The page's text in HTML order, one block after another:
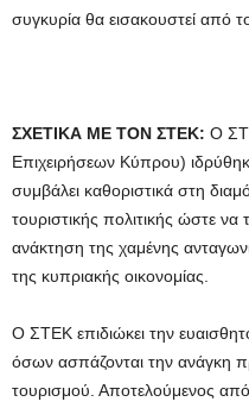
συγκυρία θα εισακουστεί από
ΣΧΕΤΙΚΑ ΜΕ ΤΟΝ ΣΤΕΚ: Ο
Επιχειρήσεων Κύπρου)
συμβάλει καθοριστικά στη
τουριστικής πολιτικής ώστε να
ανάκτηση της χαμένης
της κυπριακής οικονομίας.
Ο ΣΤΕΚ επιδιώκει την
όσων ασπάζονται την ανάγκη
τουρισμού. Αποτελούμενος από